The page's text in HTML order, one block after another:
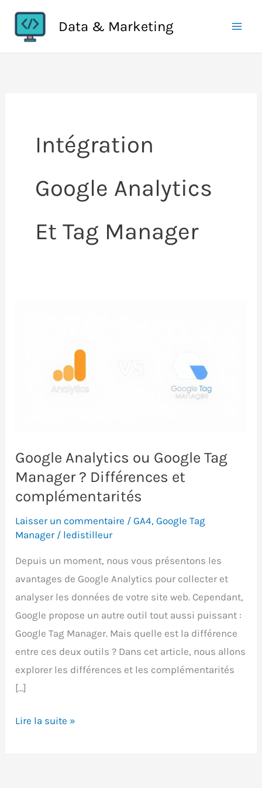
contenu
Data & Marketing
Intégration
Google Analytics
Et Tag Manager
Google Analytics ou Google Tag
Manager ? Différences et
complémentarités
Laisser un commentaire /GA4,Google Tag
Manager/ ledistilleur
Depuis un moment, nous vous présentons les
avantages de Google Analytics pour collecter et
analyser les données de votre site web. Cependant,
Google propose un autre outil tout aussi puissant :
Google Tag Manager. Mais quelle est la différence
entre ces deux outils ? Dans cet article, nous allons
explorer les différences et les complémentarités
[…]
Google
Lire la suite »